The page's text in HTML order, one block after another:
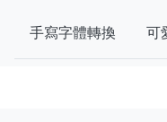
手寫字體轉換 可